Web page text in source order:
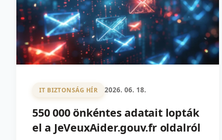
IT BIZTONSÁG HÍR 2026. 06. 18.
550 000 önkéntes adatait lopták
el a JeVeuxAider.gouv.fr oldalról